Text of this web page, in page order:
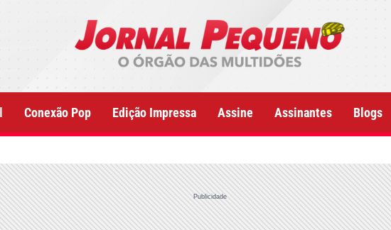
Conexão Pop Edição Impressa Assine Assinantes Blogs
Publicidade